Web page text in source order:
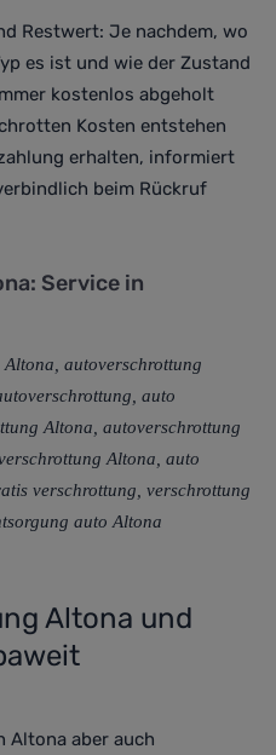
Restwert: Je nachdem, wo
es ist und wie der Zustand
kostenlos abgeholt
Kosten entstehen
erhalten, informiert
beim Rückruf
Service in
autoverschrottung
auto
Altona, autoverschrottung
Altona, auto
verschrottung, verschrottung
auto Altona
Altona und
Altona aber auch